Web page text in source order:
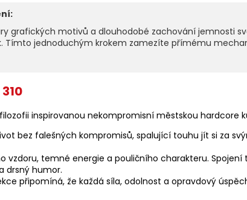
grafických motivů a dlouhodobé zachování jemnosti
Tímto jednoduchým krokem zamezíte přímému
inspirovanou nekompromisní městskou hardcore
bez falešných kompromisů, spalující touhu jít si za
vzdoru, temné energie a pouličního charakteru.
drsný humor.
připomíná, že každá síla, odolnost a opravdový